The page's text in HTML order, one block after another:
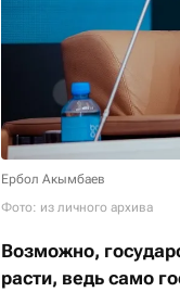
Ербол Акымбаев
Фото: из личного архива
Возможно,
расти, ведь само